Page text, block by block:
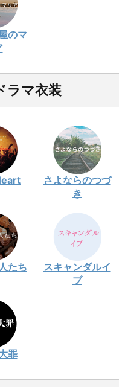
のマ
ラマ衣装
さよならのつづ
き
たち
スキャンダルイ
ブ
罪